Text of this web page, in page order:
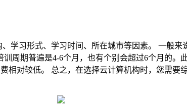
学习形式、学习时间、所在城市等因素。 一般
周期普遍是4-6个月，也有个别会超过6个月的
相对较低。 总之，在选择云计算机构时，您需